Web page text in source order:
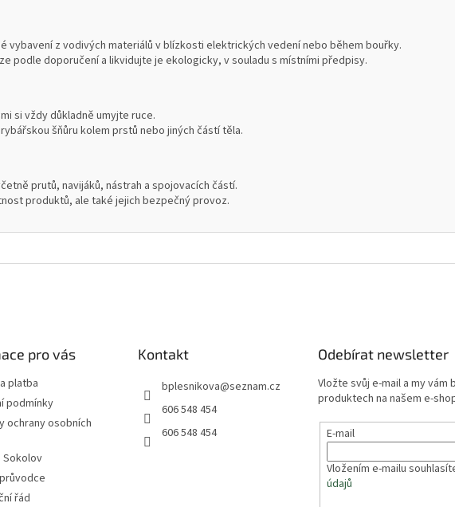
vybavení z vodivých materiálů v blízkosti elektrických vedení nebo během bouřky.
podle doporučení a likvidujte je ekologicky, v souladu s místními předpisy.
si vždy důkladně umyjte ruce.
šňůru kolem prstů nebo jiných částí těla.
prutů, navijáků, nástrah a spojovacích částí.
produktů, ale také jejich bezpečný provoz.
pro vás
platba
podmínky
ochrany osobních
Sokolov
řád
Kontakt
bplesnikova@seznam.cz
606 548 454
606 548 454
Odebírat newsletter
Vložte svůj e-mail a my
produktech na našem e-
E-mail
Vložením e-mailu
údajů